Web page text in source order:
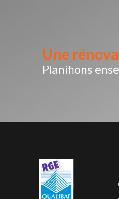
Une
Planifions